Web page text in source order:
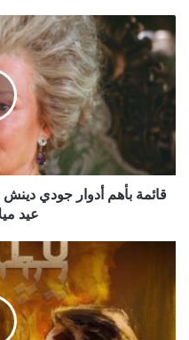
بأهم
أدوار
جودي
دينش
أفلام
"جيمس
بوند"
بمناسبة
قائمة بأهم أدوار جودي
عيد
"تشيللو"